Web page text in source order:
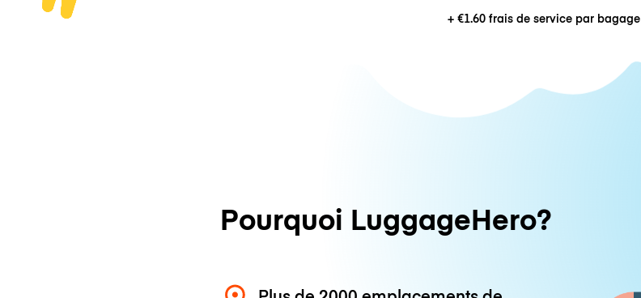
+ €1.60 frais de service par bagage
Pourquoi LuggageHero?